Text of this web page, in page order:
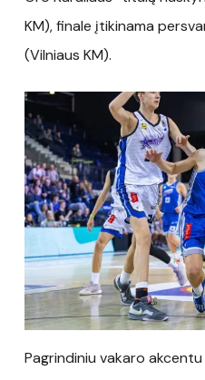
KM), finale įtikinama
(Vilniaus KM).
Pagrindiniu vakaro